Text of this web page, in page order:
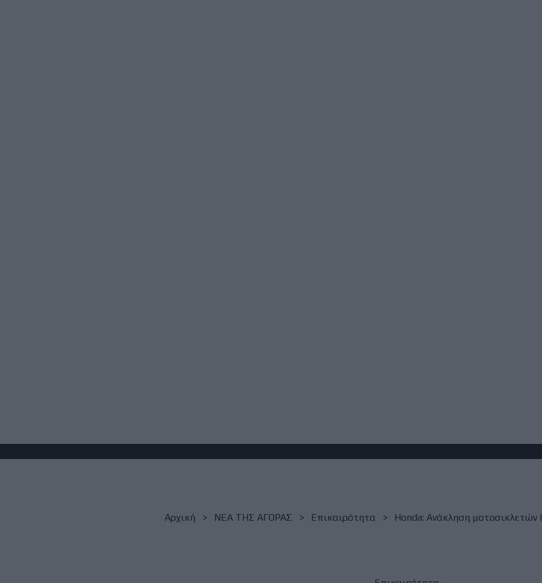
Αρχική NΕΑ ΤΗΣ ΑΓΟΡΑΣ Επικαιρότητα Honda: Ανάκληση μοτοσικλετών